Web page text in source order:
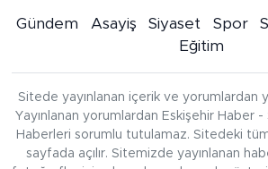
Gündem Asayiş Siyaset Spor
Eğitim
Sitede yayınlanan içerik ve yorumlardan
Yayınlanan yorumlardan Eskişehir Haber -
Haberleri sorumlu tutulamaz. Sitedeki
sayfada açılır. Sitemizde yayınlanan